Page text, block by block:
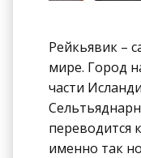
Рейкьявик –
мире. Город
части
переводится
именно так